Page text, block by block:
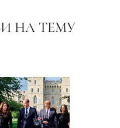
НА ТЕМУ